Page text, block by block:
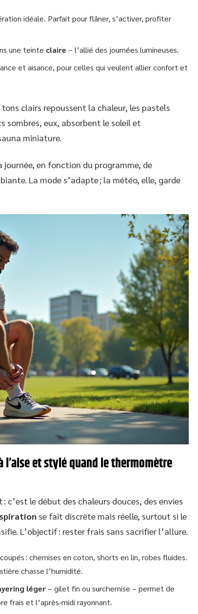
idéale. Parfait pour flâner, s’activer, profiter
une teinte claire – l’allié des journées lumineuses.
et aisance, pour celles qui veulent allier confort et
clairs repoussent la chaleur, les pastels
eux, absorbent le soleil et
miniature.
en fonction du programme, de
La mode s’adapte ; la météo, elle, garde
l’aise et stylé quand le thermomètre
le début des chaleurs douces, des envies
se fait discrète mais réelle, surtout si le
L’objectif : rester frais sans sacrifier l’allure.
: chemises en coton, shorts en lin, robes fluides.
chasse l’humidité.
léger– gilet fin ou surchemise – permet de
frais et l’après-midi rayonnant.